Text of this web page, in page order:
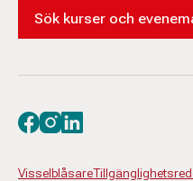
Sök kurser och
Visselblåsare
Besök oss på facebook
Besök oss på instagram
Besök oss på linkedin